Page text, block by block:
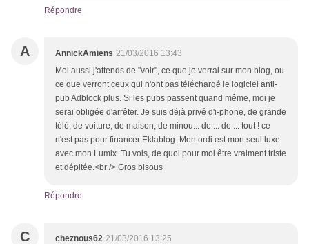
Répondre
A AnnickAmiens 21/03/2016 13:43
Moi aussi j'attends de "voir", ce que je verrai sur mon blog, ou
ce que verront ceux qui n'ont pas téléchargé le logiciel anti-
pub Adblock plus. Si les pubs passent quand même, moi je
serai obligée d'arrêter. Je suis déjà privé d'i-phone, de grande
télé, de voiture, de maison, de minou... de ... de ... tout ! ce
n'est pas pour financer Eklablog. Mon ordi est mon seul luxe
avec mon Lumix. Tu vois, de quoi pour moi être vraiment triste
et dépitée.<br /> Gros bisous
Répondre
C cheznous62 21/03/2016 13:25